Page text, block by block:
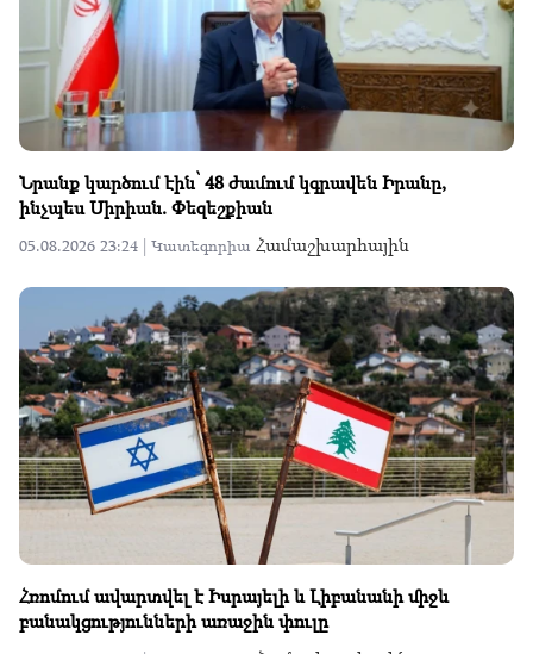
Նրանք կարծում էին՝ 48 ժամում կգրավեն Իրանը,
ինչպես Սիրիան. Փեզեշքիան
05.08.2026 23:24 | Կատեգորիա Համաշխարհային
Հռոմում ավարտվել է Իսրայելի և Լիբանանի միջև
բանակցությունների առաջին փուլը